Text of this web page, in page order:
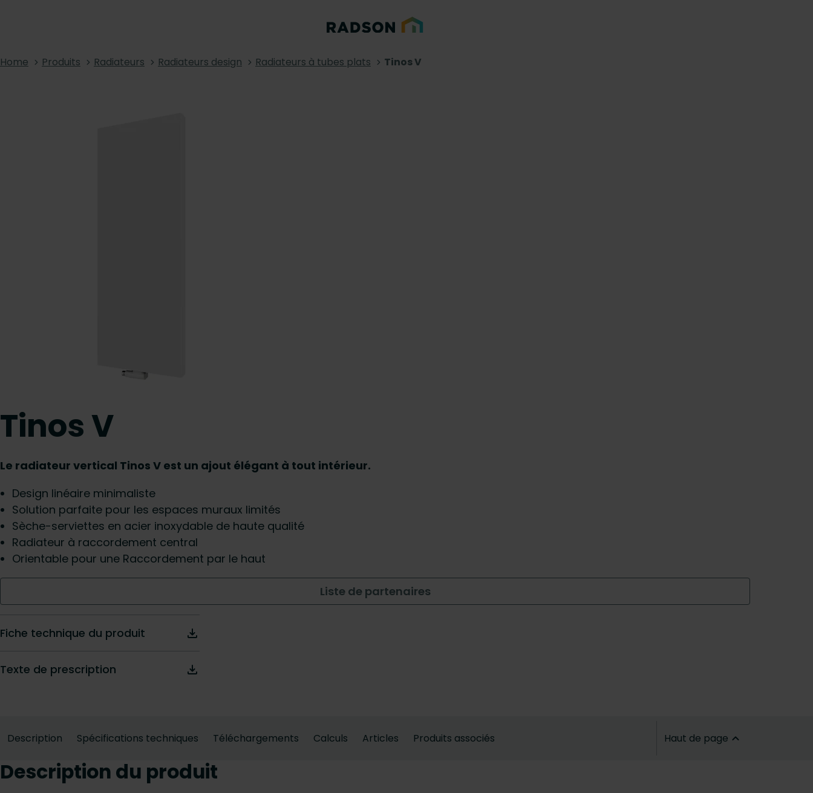
Home Produits Radiateurs Radiateurs design Radiateurs à tubes plats Tinos V
Tinos V
Le radiateur vertical Tinos V est un ajout élégant à tout intérieur.
Design linéaire minimaliste
Solution parfaite pour les espaces muraux limités
Sèche-serviettes en acier inoxydable de haute qualité
Radiateur à raccordement central
Orientable pour une Raccordement par le haut
Liste de partenaires
Fiche technique du produit
Texte de prescription
Description Spécifications techniques Téléchargements Calculs Articles Produits associés Haut de page
Description du produit